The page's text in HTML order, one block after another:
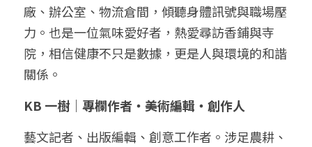
廠、辦公室、物流倉間，傾聽身體訊號與職場壓
力。也是一位氣味愛好者，熱愛尋訪香鋪與寺
院，相信健康不只是數據，更是人與環境的和諧
關係。
KB 一樹｜專欄作者・美術編輯・創作人
藝文記者、出版編輯、創意工作者。涉足農耕、